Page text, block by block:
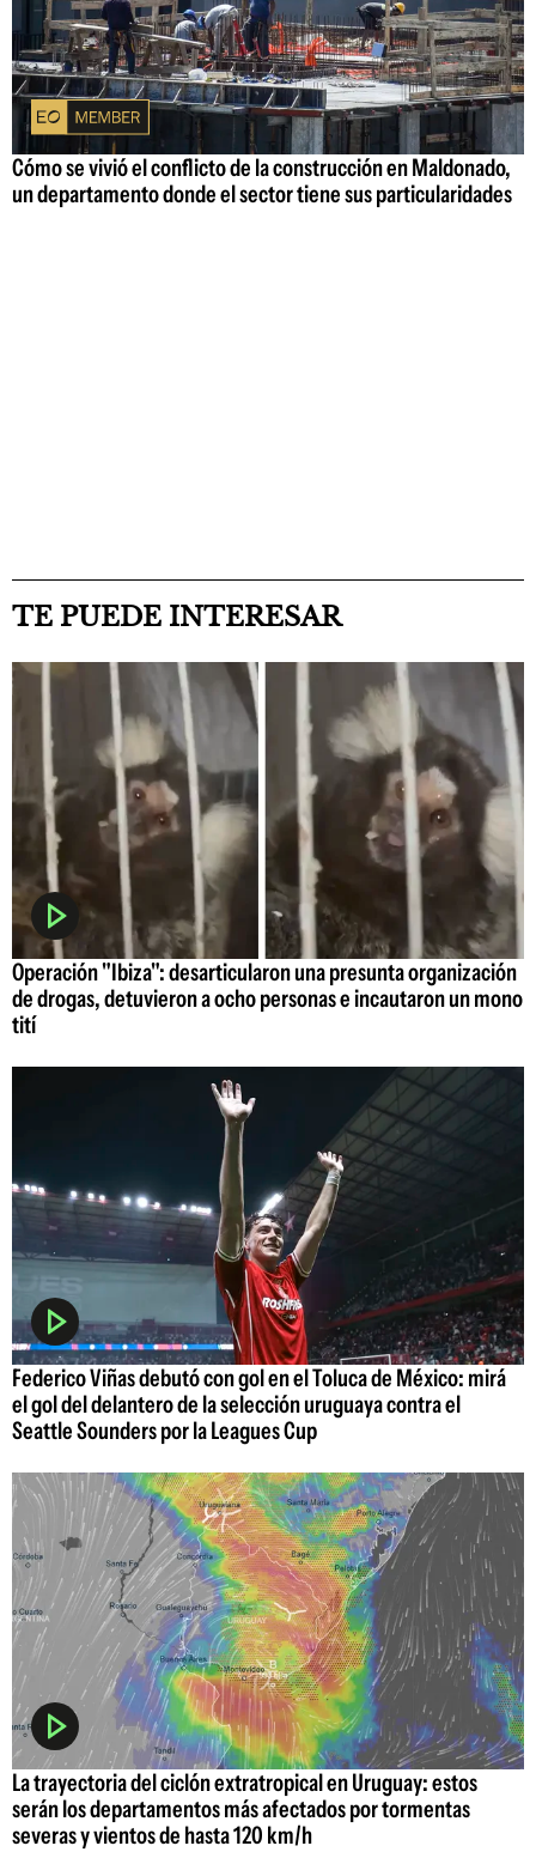
Cómo se vivió el conflicto de la construcción en Maldonado,
un departamento donde el sector tiene sus particularidades
TE PUEDE INTERESAR
Operación "Ibiza": desarticularon una presunta organización
de drogas, detuvieron a ocho personas e incautaron un mono
tití
Federico Viñas debutó con gol en el Toluca de México: mirá
el gol del delantero de la selección uruguaya contra el
Seattle Sounders por la Leagues Cup
La trayectoria del ciclón extratropical en Uruguay: estos
serán los departamentos más afectados por tormentas
severas y vientos de hasta 120 km/h